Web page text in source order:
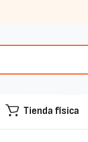
Tienda física